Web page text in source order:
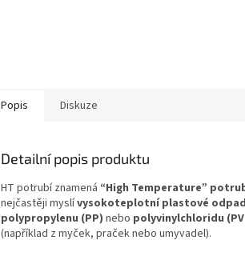
Popis Diskuze
Detailní popis produktu
HT potrubí znamená “High Temperature”
nejčastěji myslívysokoteplotní plastové
polypropylenu (PP) nebo polyvinylchloridu
(například z myček, praček nebo umyvadel).